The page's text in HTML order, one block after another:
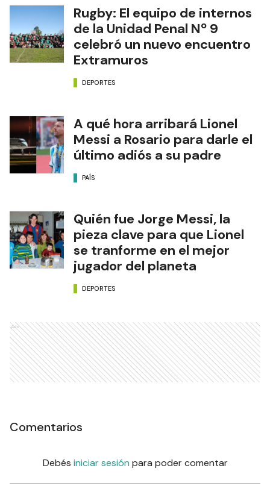
Rugby: El equipo de internos
de la Unidad Penal Nº 9
celebró un nuevo encuentro
Extramuros
DEPORTES
A qué hora arribará Lionel
Messi a Rosario para darle el
último adiós a su padre
PAÍS
Quién fue Jorge Messi, la
pieza clave para que Lionel
se tranforme en el mejor
jugador del planeta
DEPORTES
Ads
Comentarios
Debés iniciar sesión para poder comentar